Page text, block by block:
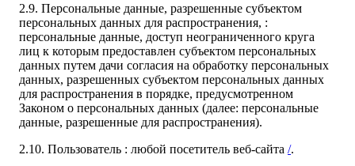
2.9. Персональные данные, разрешенные субъектом
персональных данных для распространения, :
персональные данные, доступ неограниченного круга
лиц к которым предоставлен субъектом персональных
данных путем дачи согласия на обработку персональных
данных, разрешенных субъектом персональных данных
для распространения в порядке, предусмотренном
Законом о персональных данных (далее: персональные
данные, разрешенные для распространения).
2.10. Пользователь : любой посетитель веб-сайта /.